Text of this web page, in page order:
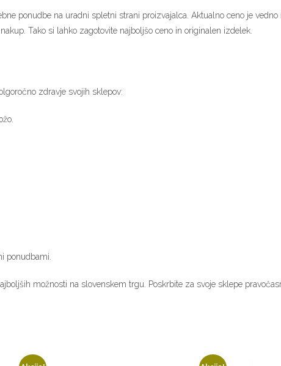
ponudbe na uradni spletni strani proizvajalca. Aktualno ceno je
Tako si lahko zagotovite najboljšo ceno in originalen izdelek.
zdravje svojih sklepov:
ponudbami.
možnosti na slovenskem trgu. Poskrbite za svoje sklepe